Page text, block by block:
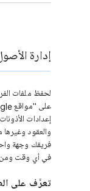
إدارة
لحفظ ملفات
إعدادات
والعقود
فريقك وجهة
في أي وقت ومن
تعرَّف على